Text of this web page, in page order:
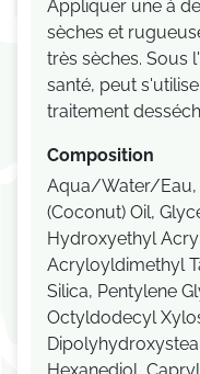
Appliquer une à
sèches et
très sèches. Sous
santé, peut
traitement
Composition
Aqua/Water/Eau,
(Coconut) Oil,
Hydroxyethyl
Acryloyldimethyl
Silica, Pentylene
Octyldodecyl
Hexanediol,